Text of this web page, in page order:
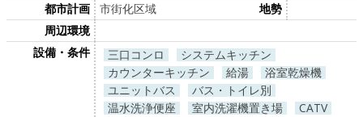
都市計画
市街化区域
地勢
周辺環境
設備・条件
三口コンロ
システムキッチン
カウンターキッチン
給湯
浴室乾燥機
ユニットバス
バス・トイレ別
温水洗浄便座
室内洗濯機置き場
CATV